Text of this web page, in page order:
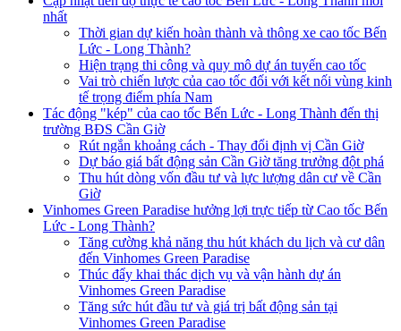
nhất
Thời gian dự kiến hoàn thành và thông xe cao tốc Bến
Lức - Long Thành?
Hiện trạng thi công và quy mô dự án tuyến cao tốc
Vai trò chiến lược của cao tốc đối với kết nối vùng kinh
tế trọng điểm phía Nam
Tác động "kép" của cao tốc Bến Lức - Long Thành đến thị
trường BĐS Cần Giờ
Rút ngắn khoảng cách - Thay đổi định vị Cần Giờ
Dự báo giá bất động sản Cần Giờ tăng trưởng đột phá
Thu hút dòng vốn đầu tư và lực lượng dân cư về Cần
Giờ
Vinhomes Green Paradise hưởng lợi trực tiếp từ Cao tốc Bến
Lức - Long Thành?
Tăng cường khả năng thu hút khách du lịch và cư dân
đến Vinhomes Green Paradise
Thúc đẩy khai thác dịch vụ và vận hành dự án
Vinhomes Green Paradise
Tăng sức hút đầu tư và giá trị bất động sản tại
Vinhomes Green Paradise